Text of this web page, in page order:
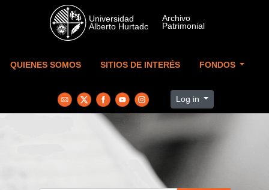
Skip to main content
QUIENES SOMOS SITIOS DE INTERÉS FONDOS
Log in